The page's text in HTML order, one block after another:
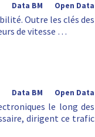
Open Data
Data BM
Outre les clés des
de vitesse …
Open Data
Data BM
le long des
dirigent ce trafic